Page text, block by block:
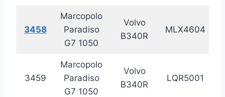
3458
Marcopolo
Paradiso
G7 1050
Volvo
B340R
MLX4604
3459
Marcopolo
Paradiso
G7 1050
Volvo
B340R
LQR5001